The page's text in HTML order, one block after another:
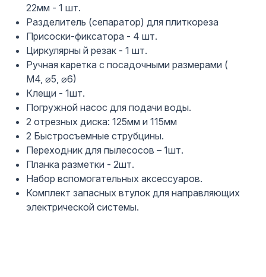
22мм - 1 шт.
Разделитель (сепаратор) для плиткореза
Присоски-фиксатора - 4 шт.
Циркулярны й резак - 1 шт.
Ручная каретка с посадочными размерами (
М4, ⌀5, ⌀6)
Клещи - 1шт.
Погружной насос для подачи воды.
2 отрезных диска: 125мм и 115мм
2 Быстросъемные струбцины.
Переходник для пылесосов – 1шт.
Планка разметки - 2шт.
Набор вспомогательных аксессуаров.
Комплект запасных втулок для направляющих
электрической системы.